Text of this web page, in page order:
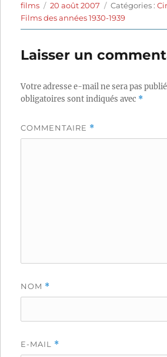
Auteur
films
Publié
le
20 août 2007 Catégories
Catégories :
Films des années 1930-1939
Laisser un
Votre adresse e-mail ne sera pas
obligatoires sont indiqués avec *
COMMENTAIRE *
NOM *
E-MAIL *